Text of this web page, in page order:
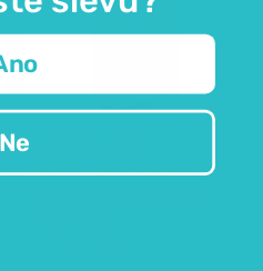
OPC – z hroznových
Ne